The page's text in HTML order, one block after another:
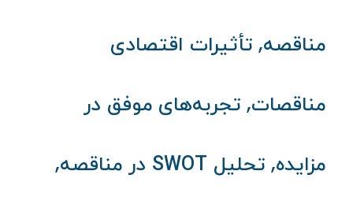
مناقصه, تأثیرات اقتصادی
مناقصات, تجربه‌های موفق در
مزایده, تحلیل SWOT در مناقصه ,